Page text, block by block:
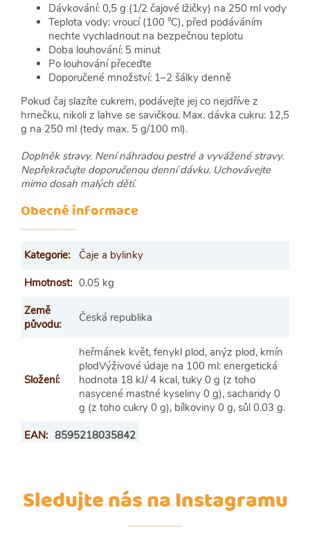
Dávkování: 0,5 g (1/2 čajové lžičky) na 250 ml vody
Teplota vody: vroucí (100 °C), před podáváním
nechte vychladnout na bezpečnou teplotu
Doba louhování: 5 minut
Po louhování přeceďte
Doporučené množství: 1–2 šálky denně
Pokud čaj slazíte cukrem, podávejte jej co nejdříve z
hrnečku, nikoli z lahve se savičkou. Max. dávka cukru: 12,5
g na 250 ml (tedy max. 5 g/100 ml).
Doplněk stravy. Není náhradou pestré a vyvážené stravy.
Nepřekračujte doporučenou denní dávku. Uchovávejte
mimo dosah malých dětí.
Obecné informace
Kategorie:
Čaje a bylinky
Hmotnost: 0.05 kg
Země
původu: Česká republika
Složení:
heřmánek květ, fenykl plod, anýz plod, kmín
plodVýživové údaje na 100 ml: energetická
hodnota 18 kJ/ 4 kcal, tuky 0 g (z toho
nasycené mastné kyseliny 0 g), sacharidy 0
g (z toho cukry 0 g), bílkoviny 0 g, sůl 0.03 g.
EAN: 8595218035842
Sledujte nás na Instagramu